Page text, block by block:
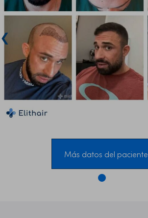
Más datos del paciente
❮